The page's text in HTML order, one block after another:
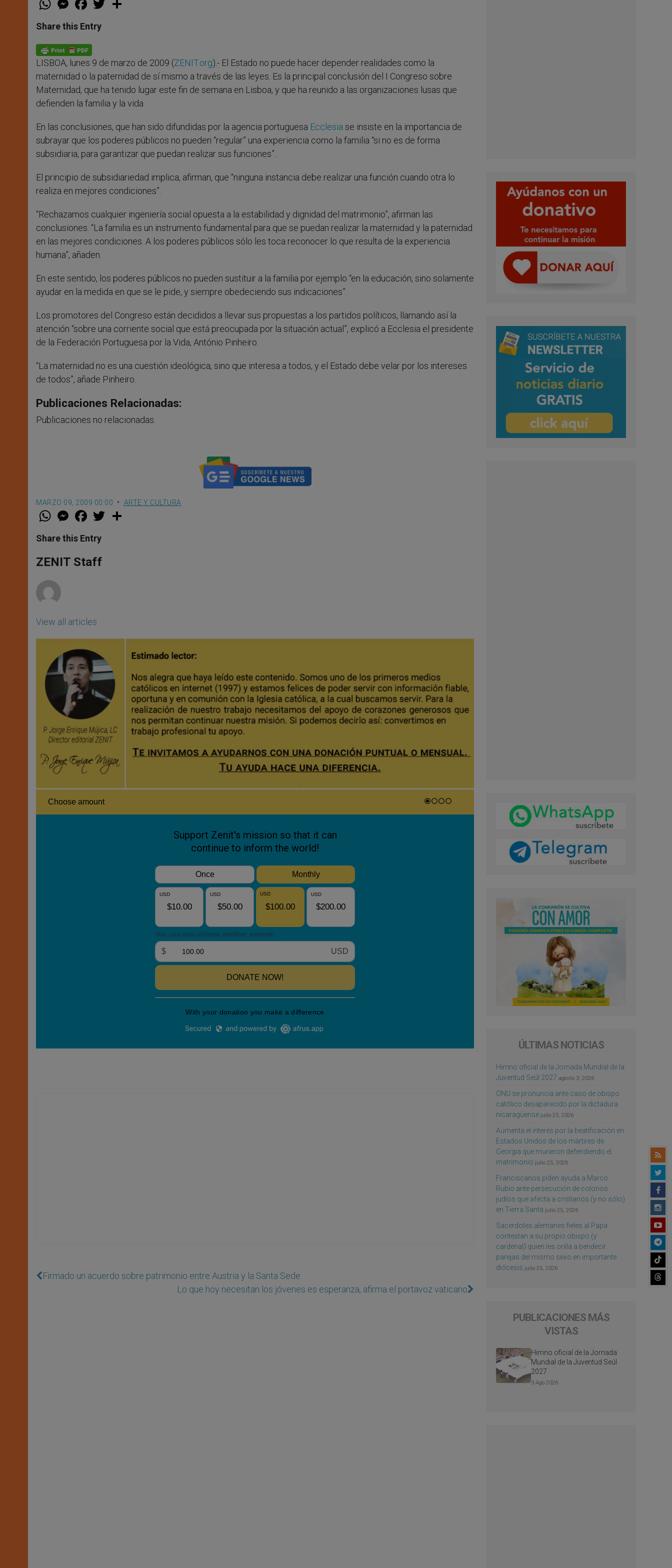
t
s
p
p
e
s
e
g
e
r
a
e
b
o
k
w
Share this Entry
LISBOA, lunes 9 de marzo de 2009 (ZENIT.org).- El Estado no puede hacer depender realidades como la
maternidad o la paternidad de sí mismo a través de las leyes. Es la principal conclusión del I Congreso sobre
Maternidad, que ha tenido lugar este fin de semana en Lisboa, y que ha reunido a las organizaciones lusas que
defienden la familia y la vida.
En las conclusiones, que han sido difundidas por la agencia portuguesa Ecclesia se insiste en la importancia de
subrayar que los poderes públicos no pueden “regular” una experiencia como la familia “si no es de forma
subsidiaria, para garantizar que puedan realizar sus funciones”..
El principio de subsidiariedad implica, afirman, que “ninguna instancia debe realizar una función cuando otra lo
realiza en mejores condiciones”.
“Rechazamos cualquier ingeniería social opuesta a la estabilidad y dignidad del matrimonio”, afirman las
conclusiones. “La familia es un instrumento fundamental para que se puedan realizar la maternidad y la paternidad
en las mejores condiciones. A los poderes públicos sólo les toca reconocer lo que resulta de la experiencia
humana”, añaden.
En este sentido, los poderes públicos no pueden sustituir a la familia por ejemplo “en la educación, sino solamente
ayudar en la medida en que se le pide, y siempre obedeciendo sus indicaciones”.
Los promotores del Congreso están decididos a llevar sus propuestas a los partidos políticos, llamando así la
atención “sobre una corriente social que está preocupada por la situación actual”, explicó a Ecclesia el presidente
de la Federación Portuguesa por la Vida, António Pinheiro.
“La maternidad no es una cuestión ideológica, sino que interesa a todos, y el Estado debe velar por los intereses
de todos”, añade Pinheiro.
Publicaciones Relacionadas:
Publicaciones no relacionadas.
MARZO 09, 2009 00:00 ARTE Y CULTURA
W
t
s
p
p
M
e
s
e
g
e
F
a
e
b
o
k
w
Share this Entry
ZENIT Staff
View all articles
Firmado un acuerdo sobre patrimonio entre Austria y la Santa Sede
Lo que hoy necesitan los jóvenes es esperanza, afirma el portavoz vaticano
ÚLTIMAS NOTICIAS
Himno oficial de la Jornada Mundial de la
Juventud Seúl 2027 agosto 3, 2026
ONU se pronuncia ante caso de obispo
católico desaparecido por la dictadura
nicaragüense julio 25, 2026
Aumenta el interés por la beatificación en
Estados Unidos de los mártires de
Georgia que murieron defendiendo el
matrimonio julio 25, 2026
Franciscanos piden ayuda a Marco
Rubio ante persecución de colonos
judíos que afecta a cristianos (y no sólo)
en Tierra Santa julio 25, 2026
Sacerdotes alemanes fieles al Papa
contestan a su propio obispo (y
cardenal) quien les orilla a bendecir
parejas del mismo sexo en importante
diócesis julio 25, 2026
PUBLICACIONES MÁS
VISTAS
Himno oficial de la Jornada
Mundial de la Juventud Seúl
2027
3 Ago 2026